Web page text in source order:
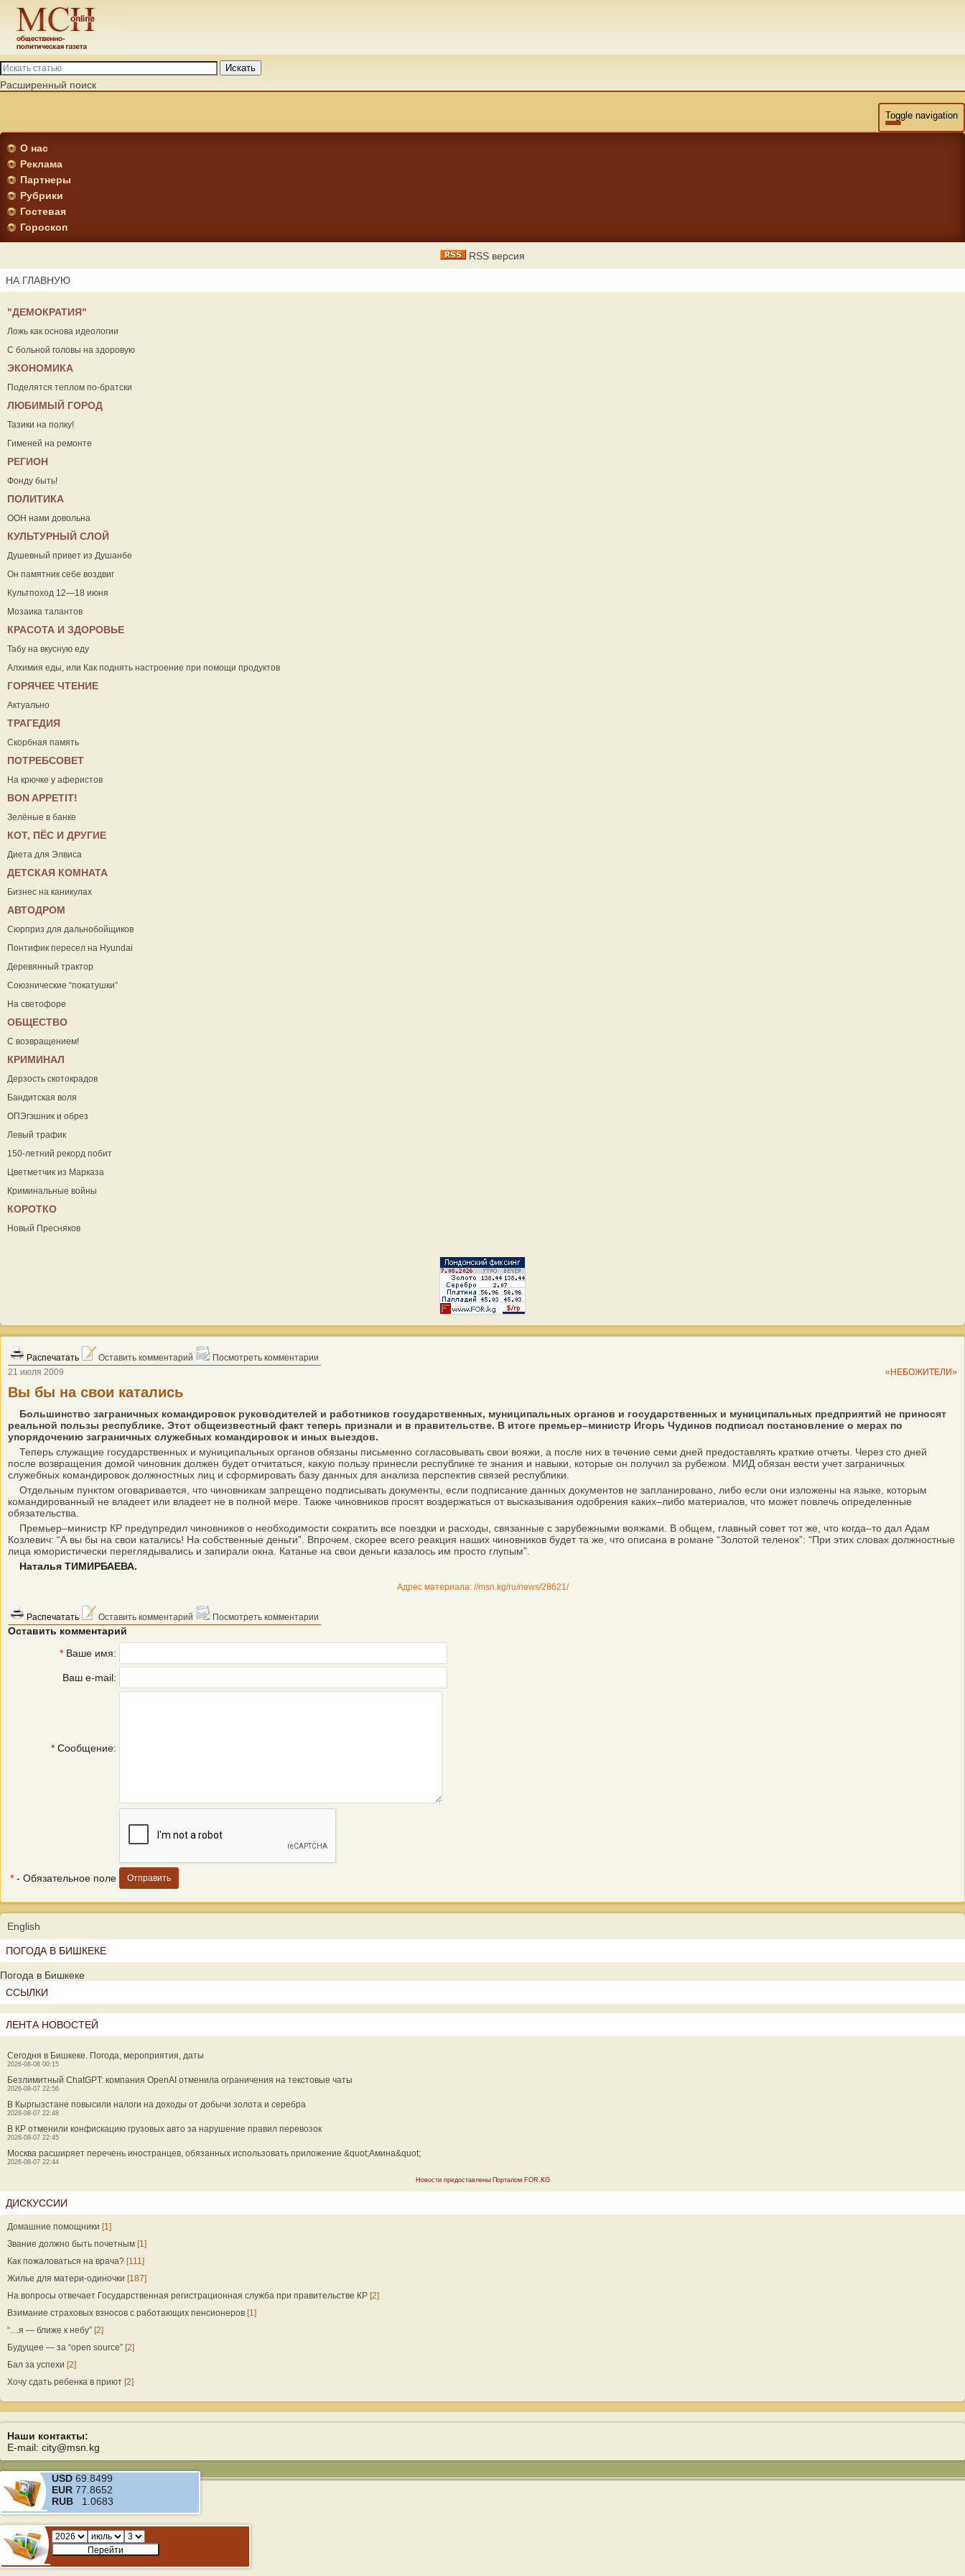
Искать
Расширенный поиск
Toggle navigation
О нас
Реклама
Партнеры
Рубрики
Гостевая
Гороскоп
RSS версия
НА ГЛАВНУЮ
"ДЕМОКРАТИЯ"
Ложь как основа идеологии
С больной головы на здоровую
ЭКОНОМИКА
Поделятся теплом по-братски
ЛЮБИМЫЙ ГОРОД
Тазики на полку!
Гименей на ремонте
РЕГИОН
Фонду быть!
ПОЛИТИКА
ООН нами довольна
КУЛЬТУРНЫЙ СЛОЙ
Душевный привет из Душанбе
Он памятник себе воздвиг
Культпоход 12—18 июня
Мозаика талантов
КРАСОТА И ЗДОРОВЬЕ
Табу на вкусную еду
Алхимия еды, или Как поднять настроение при помощи продуктов
ГОРЯЧЕЕ ЧТЕНИЕ
Актуально
ТРАГЕДИЯ
Скорбная память
ПОТРЕБСОВЕТ
На крючке у аферистов
ВON APPETIT!
Зелёные в банке
КОТ, ПЁС И ДРУГИЕ
Диета для Элвиса
ДЕТСКАЯ КОМНАТА
Бизнес на каникулах
АВТОДРОМ
Сюрприз для дальнобойщиков
Понтифик пересел на Hyundai
Деревянный трактор
Союзнические “покатушки”
На светофоре
ОБЩЕСТВО
С возвращением!
КРИМИНАЛ
Дерзость скотокрадов
Бандитская воля
ОПЭгэшник и обрез
Левый трафик
150-летний рекорд побит
Цветметчик из Марказа
Криминальные войны
КОРОТКО
Новый Пресняков
Распечатать Оставить комментарий
Посмотреть комментарии
21 июля 2009
«НЕБОЖИТЕЛИ»
Вы бы на свои катались
Большинство заграничных командировок руководителей и работников государственных, муниципальных органов и государственных и муниципальных предприятий не приносят
реальной пользы республике. Этот общеизвестный факт теперь признали и в правительстве. В итоге премьер–министр Игорь Чудинов подписал постановление о мерах по
упорядочению заграничных служебных командировок и иных выездов.
Теперь служащие государственных и муниципальных органов обязаны письменно согласовывать свои вояжи, а после них в течение семи дней предоставлять краткие отчеты. Через сто дней
после возвращения домой чиновник должен будет отчитаться, какую пользу принесли республике те знания и навыки, которые он получил за рубежом. МИД обязан вести учет заграничных
служебных командировок должностных лиц и сформировать базу данных для анализа перспектив связей республики.
Отдельным пунктом оговаривается, что чиновникам запрещено подписывать документы, если подписание данных документов не запланировано, либо если они изложены на языке, которым
командированный не владеет или владеет не в полной мере. Также чиновников просят воздержаться от высказывания одобрения каких–либо материалов, что может повлечь определенные
обязательства.
Премьер–министр КР предупредил чиновников о необходимости сократить все поездки и расходы, связанные с зарубежными вояжами. В общем, главный совет тот же, что когда–то дал Адам
Козлевич: “А вы бы на свои катались! На собственные деньги”. Впрочем, скорее всего реакция наших чиновников будет та же, что описана в романе “Золотой теленок”: “При этих словах должностные
лица юмористически переглядывались и запирали окна. Катанье на свои деньги казалось им просто глупым”.
Наталья ТИМИРБАЕВА.
Адрес материала: //msn.kg/ru/news/28621/
Распечатать Оставить комментарий Посмотреть комментарии
Оставить комментарий
* Ваше имя:
Ваш e-mail:
* Сообщение:
* - Обязательное поле
English
ПОГОДА В БИШКЕКЕ
Погода в Бишкеке
ССЫЛКИ
ЛЕНТА НОВОСТЕЙ
Сегодня в Бишкеке. Погода, мероприятия, даты
2026-08-08 00:15
Безлимитный ChatGPT: компания OpenAI отменила ограничения на текстовые чаты
2026-08-07 22:56
В Кыргызстане повысили налоги на доходы от добычи золота и серебра
2026-08-07 22:48
В КР отменили конфискацию грузовых авто за нарушение правил перевозок
2026-08-07 22:45
Москва расширяет перечень иностранцев, обязанных использовать приложение &quot;Амина&quot;
2026-08-07 22:44
Новости предоставлены Порталом FOR.KG
ДИСКУССИИ
Домашние помощники [1]
Звание должно быть почетным [1]
Как пожаловаться на врача? [111]
Жилье для матери-одиночки [187]
На вопросы отвечает Государственная регистрационная служба при правительстве КР [2]
Взимание страховых взносов с работающих пенсионеров [1]
“…я — ближе к небу” [2]
Будущее — за “open source” [2]
Бал за успехи [2]
Хочу сдать ребенка в приют [2]
Наши контакты:
E-mail: city@msn.kg
USD 69.8499
EUR 77.8652
RUB 1.0683